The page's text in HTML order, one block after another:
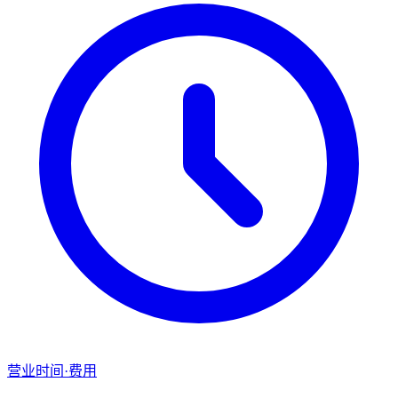
营业时间·费用